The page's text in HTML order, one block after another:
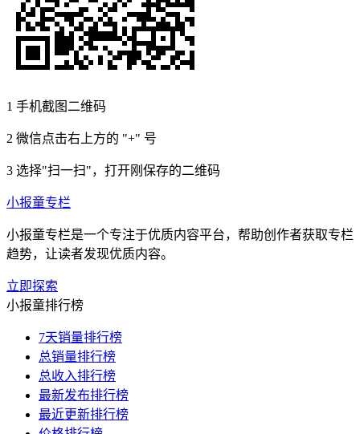
1 手机截图二维码
2 微信点击右上方的 "+" 号
3 选择"扫一扫"，打开刚保存的二维码
小报童专栏
小报童专栏是一个专注于优质内容平台，帮助创作者获取专栏
趋势，让读者发现优质内容。
立即探索
小报童排行榜
7天销量排行榜
总销量排行榜
总收入排行榜
最新发布排行榜
最近更新排行榜